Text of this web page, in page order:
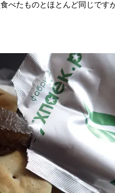
食べたものとほとんど同じです